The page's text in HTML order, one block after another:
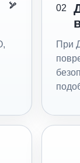
02
При